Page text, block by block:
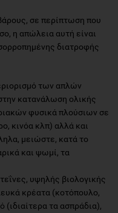
σε περίπτωση που
η απώλεια αυτή είναι
διατροφής
των απλών
κατανάλωση ολικής
φυσικά πλούσιων σε
κινόα κλπ) αλλά και
μειώστε, κατά το
και ψωμί, τα
υψηλής βιολογικής
κρέατα (κοτόπουλο,
(ιδιαίτερα τα ασπράδια),